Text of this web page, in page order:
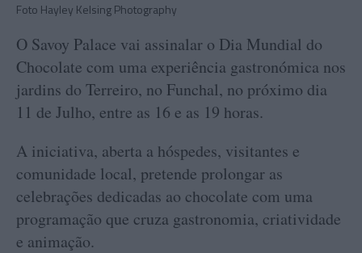
Foto Hayley Kelsing Photography
O Savoy Palace vai assinalar o Dia Mundial do
Chocolate com uma experiência gastronómica nos
jardins do Terreiro, no Funchal, no próximo dia
11 de Julho, entre as 16 e as 19 horas.
A iniciativa, aberta a hóspedes, visitantes e
comunidade local, pretende prolongar as
celebrações dedicadas ao chocolate com uma
programação que cruza gastronomia, criatividade
e animação.